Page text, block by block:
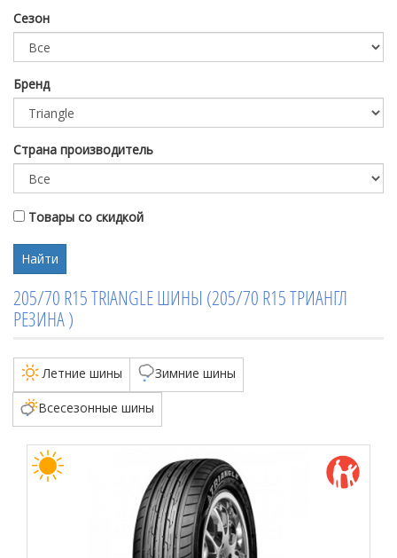
Сезон
Бренд
Страна производитель
Товары со скидкой
Найти
205/70 R15 TRIANGLE ШИНЫ (205/70 R15 ТРИАНГЛ
РЕЗИНА )
Летние шины Зимние шины
Всесезонные шины